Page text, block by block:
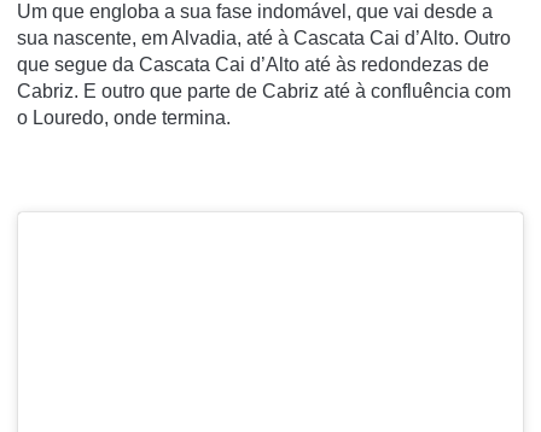
Um que engloba a sua fase indomável, que vai desde a
sua nascente, em Alvadia, até à Cascata Cai d’Alto. Outro
que segue da Cascata Cai d’Alto até às redondezas de
Cabriz. E outro que parte de Cabriz até à confluência com
o Louredo, onde termina.